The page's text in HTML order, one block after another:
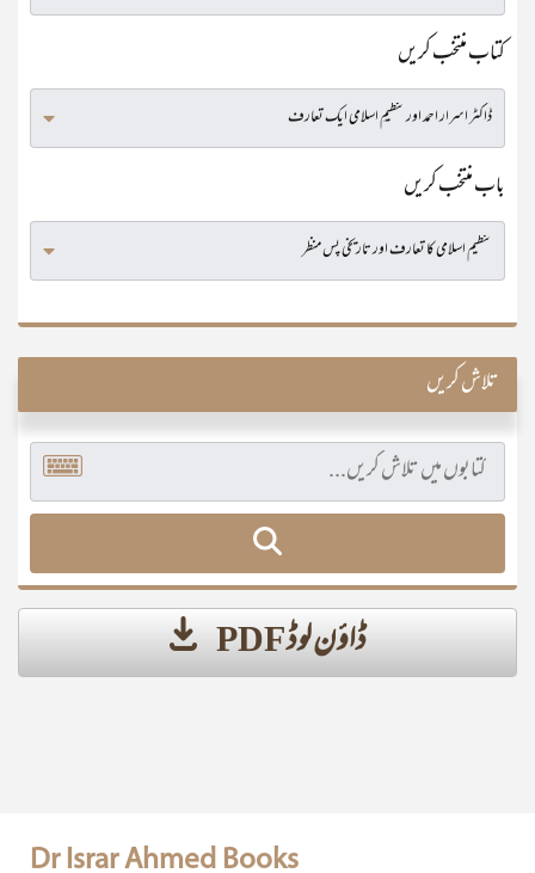
کتاب منتخب کریں
باب منتخب کریں
تلاش کریں
ڈاؤن لوڈ PDF
Dr Israr Ahmed Books